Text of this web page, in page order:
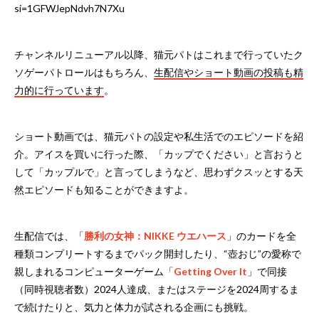
si=1GFWJepNdvh7N7Xu
チャンネルリニューアル以降、猫元パトはこれまで行っていたク
ソゲーパトロールはもちろん、 生配信やショート動画の投稿も精
力的に行っています。
ショート動画では、猫元パトの設定や私生活でのエピソードを紹
介。アイスを買いに行った際、「カップでください」と言おうと
して「カップルで」と言ってしまうなど、思わずクスッとする天
然エピソードも知ることができますよ。
生配信では、「勝利の女神：NIKKE ウエハース 」のカードを全
種類コンプリートするまでパック開封したり、“壺おじ”の愛称で
親しまれるコンピューターゲーム「Getting Over It 」で同接
（同時視聴者数）2024人達成、またはステージを2024周するま
で続けたりと、気力と体力が試される企画にも挑戦。